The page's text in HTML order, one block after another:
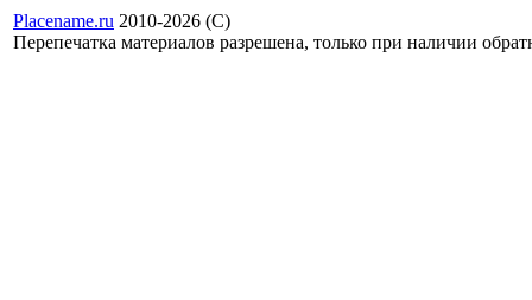
Placename.ru 2010-2026 (С)
Перепечатка материалов разрешена, только при наличии